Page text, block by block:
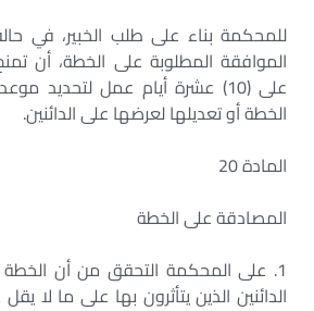
للمحكمة بناء على طلب الخبير، في
الموافقة المطلوبة على الخطة، أن
على (10) عشرة أيام عمل لتحديد
الخطة أو تعديلها لعرضها على الدائنين.
المادة 20
المصادقة على الخطة
1. على المحكمة التحقق من أن
الدائنين الذين يتأثرون بها على ما لا